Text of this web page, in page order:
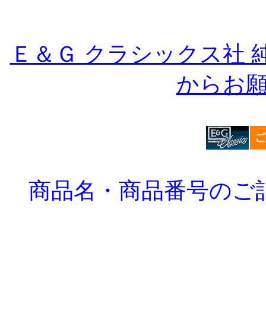
Ｅ＆Ｇ クラシックス社
からお
商品名・商品番号の